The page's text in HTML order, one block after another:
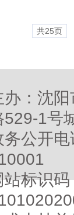
共25页
办：沈
529-1号
务公开
站标识